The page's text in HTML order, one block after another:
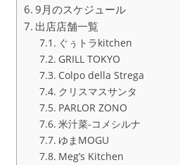
9月のスケジュール
出店店舗一覧
ぐぅトラkitchen
GRILL TOKYO
Colpo della Strega
クリスマスサンタ
PARLOR ZONO
米汁菜-コメシルナ
ゆまMOGU
Meg’s Kitchen